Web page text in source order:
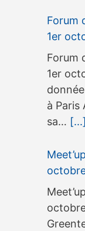
Forum
1er
Forum
1er
à Paris
sa… [...]